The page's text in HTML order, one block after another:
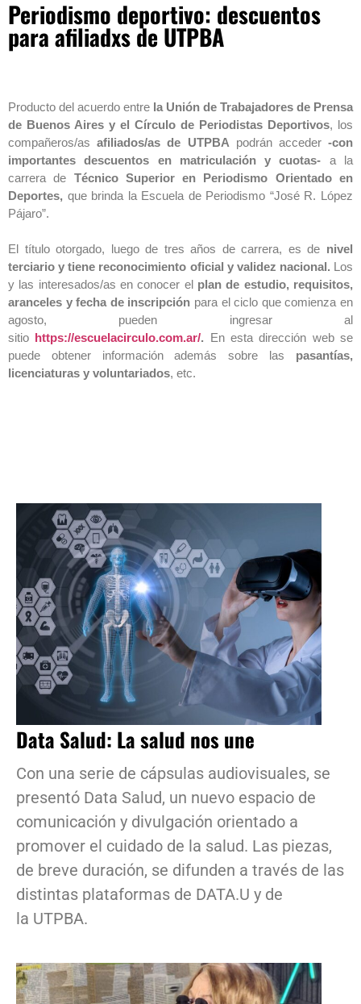
Periodismo deportivo: descuentos
para afiliadxs de UTPBA
Producto del acuerdo entre la Unión de Trabajadores de Prensa
de Buenos Aires y el Círculo de Periodistas Deportivos, los
compañeros/asafiliados/as de UTPBA podrán acceder-con
importantes descuentos en matriculación y cuotas- a la
carrera de Técnico Superior en Periodismo Orientado en
Deportes, que brinda la Escuela de Periodismo “José R. López
Pájaro”.
El título otorgado, luego de tres años de carrera, es de nivel
terciario y tiene reconocimiento oficial y validez nacional. Los
y las interesados/as en conocer el plan de estudio, requisitos,
aranceles y fecha de inscripción para el ciclo que comienza en
agosto, pueden ingresar al
sitio https://escuelacirculo.com.ar/. En esta dirección web se
puede obtener información además sobre las pasantías,
licenciaturas y voluntariados, etc.
Data Salud: La salud nos une
Con una serie de cápsulas audiovisuales, se
presentó Data Salud, un nuevo espacio de
comunicación y divulgación orientado a
promover el cuidado de la salud. Las piezas,
de breve duración, se difunden a través de las
distintas plataformas de DATA.U y de
la UTPBA.